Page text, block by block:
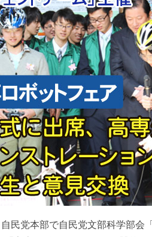
民党本部で自民党文部科学部会